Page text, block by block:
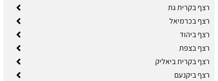
רצף בקרית גת
רצף בכרמיאל
רצף ביהוד
רצף בצפת
רצף בקרית ביאליק
רצף ביקנעם